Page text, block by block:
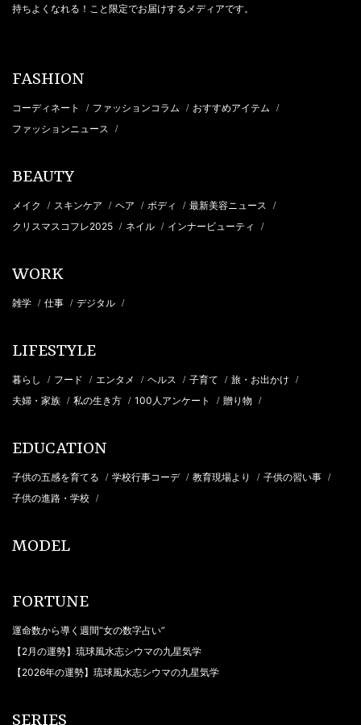
持ちよくなれる！こと限定でお届けするメディアです。
FASHION
コーディネート / ファッションコラム / おすすめアイテム /
ファッションニュース /
BEAUTY
メイク / スキンケア / ヘア / ボディ / 最新美容ニュース /
クリスマスコフレ2025 / ネイル / インナービューティ /
WORK
雑学 / 仕事 / デジタル /
LIFESTYLE
暮らし / フード / エンタメ / ヘルス / 子育て / 旅・お出かけ /
夫婦・家族 / 私の生き方 / 100人アンケート / 贈り物 /
EDUCATION
子供の五感を育てる / 学校行事コーデ / 教育現場より / 子供の習い事 /
子供の進路・学校 /
MODEL
FORTUNE
運命数から導く週間“女の数字占い”
【2月の運勢】琉球風水志シウマの九星気学
【2026年の運勢】琉球風水志シウマの九星気学
SERIES